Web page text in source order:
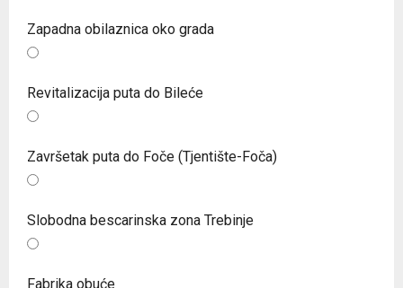
Zapadna obilaznica oko grada
Revitalizacija puta do Bileće
Završetak puta do Foče (Tjentište-Foča)
Slobodna bescarinska zona Trebinje
Fabrika obuće